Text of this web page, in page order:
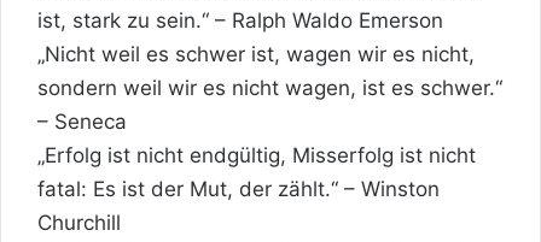
ist, stark zu sein.“ – Ralph Waldo Emerson
„Nicht weil es schwer ist, wagen wir es nicht,
sondern weil wir es nicht wagen, ist es schwer.“
– Seneca
„Erfolg ist nicht endgültig, Misserfolg ist nicht
fatal: Es ist der Mut, der zählt.“ – Winston
Churchill